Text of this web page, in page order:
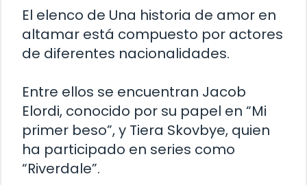
El elenco de Una historia de amor en
altamar está compuesto por actores
de diferentes nacionalidades.
Entre ellos se encuentran Jacob
Elordi, conocido por su papel en “Mi
primer beso”, y Tiera Skovbye, quien
ha participado en series como
“Riverdale”.